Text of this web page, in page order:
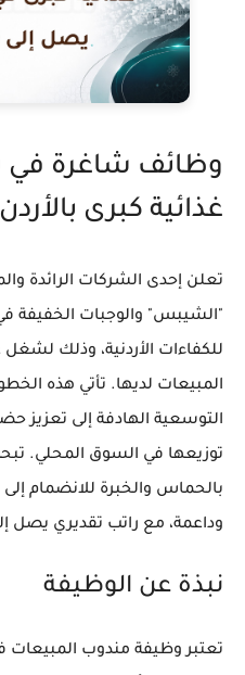
وظائف شاغرة في
غذائية كبرى بالأردن
تعلن إحدى الشركات الرائدة
"الشيبس" والوجبات الخفيفة
للكفاءات الأردنية، وذلك
المبيعات لديها. تأتي هذه
التوسعية الهادفة إلى تعزيز
توزيعها في السوق المحلي.
بالحماس والخبرة للانضمام
وداعمة، مع راتب تقديري يصل إلى 450
نبذة عن الوظيفة
تعتبر وظيفة مندوب المبيعات